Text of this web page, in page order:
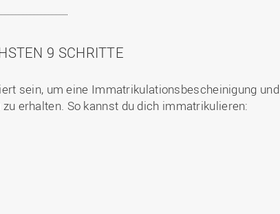
9 SCHRITTE
sein, um eine Immatrikulationsbescheinigung und
erhalten. So kannst du dich immatrikulieren: